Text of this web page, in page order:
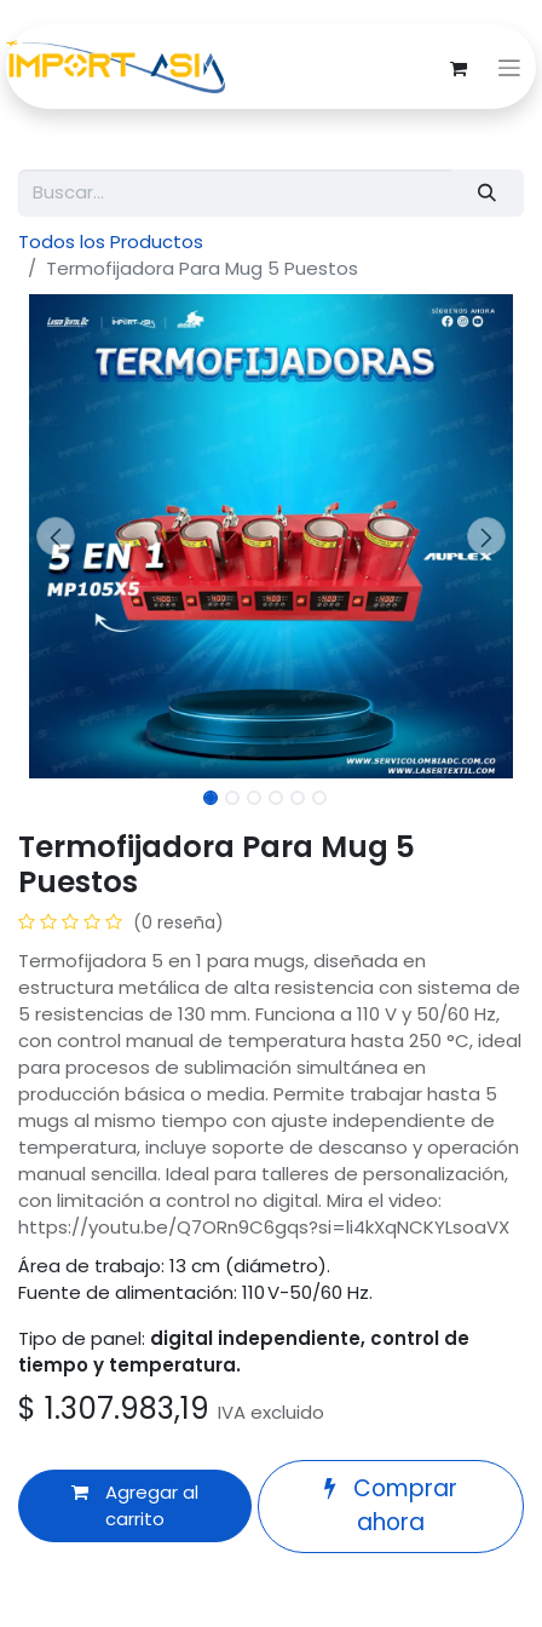
Todos los Productos
Termofijadora Para Mug 5 Puestos
Termofijadora Para Mug 5
Puestos
(0 reseña)
Termofijadora 5 en 1 para mugs, diseñada en
estructura metálica de alta resistencia con sistema de
5 resistencias de 130 mm. Funciona a 110 V y 50/60 Hz,
con control manual de temperatura hasta 250 °C, ideal
para procesos de sublimación simultánea en
producción básica o media. Permite trabajar hasta 5
mugs al mismo tiempo con ajuste independiente de
temperatura, incluye soporte de descanso y operación
manual sencilla. Ideal para talleres de personalización,
con limitación a control no digital. Mira el video:
https://youtu.be/Q7ORn9C6gqs?si=li4kXqNCKYLsoaVX
Área de trabajo: 13 cm (diámetro).
Fuente de alimentación: 110 V-50/60 Hz.
Tipo de panel: digital independiente, control de
tiempo y temperatura.
$ 1.307.983,19 IVA excluido
Agregar al
carrito
Comprar
ahora